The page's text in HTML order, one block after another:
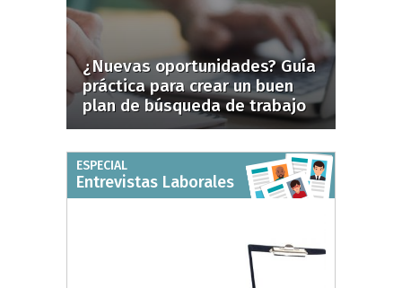
¿Nuevas oportunidades? Guía
práctica para crear un buen
plan de búsqueda de trabajo
ESPECIAL
Entrevistas Laborales